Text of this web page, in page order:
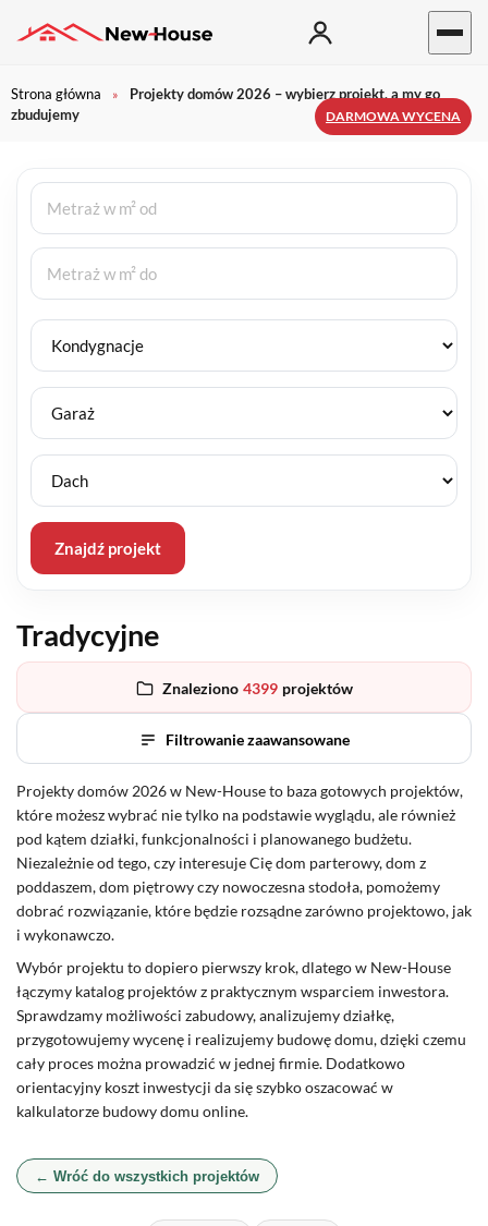
Strona główna »
Projekty domów 2026 – wybierz projekt, a my go
zbudujemy
Znajdź projekt
Tradycyjne
Znaleziono 4399 projektów
Filtrowanie zaawansowane
Projekty domów 2026 w New-House to baza gotowych projektów,
które możesz wybrać nie tylko na podstawie wyglądu, ale również
pod kątem działki, funkcjonalności i planowanego budżetu.
Niezależnie od tego, czy interesuje Cię dom parterowy, dom z
poddaszem, dom piętrowy czy nowoczesna stodoła, pomożemy
dobrać rozwiązanie, które będzie rozsądne zarówno projektowo, jak
i wykonawczo.
Wybór projektu to dopiero pierwszy krok, dlatego w New-House
łączymy katalog projektów z praktycznym wsparciem inwestora.
Sprawdzamy możliwości zabudowy, analizujemy działkę,
przygotowujemy wycenę i realizujemy budowę domu, dzięki czemu
cały proces można prowadzić w jednej firmie. Dodatkowo
orientacyjny koszt inwestycji da się szybko oszacować w
kalkulatorze budowy domu online.
← Wróć do wszystkich projektów
DARMOWA WYCENA